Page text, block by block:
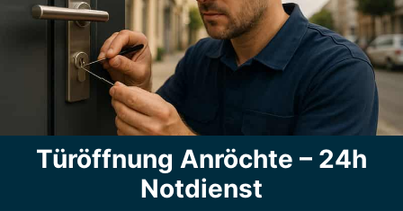
Türöffnung Anröchte – 24h
Notdienst